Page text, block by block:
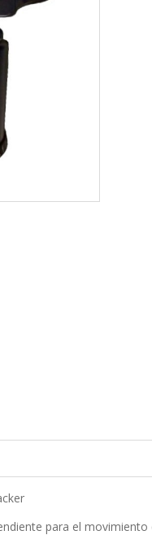
para el